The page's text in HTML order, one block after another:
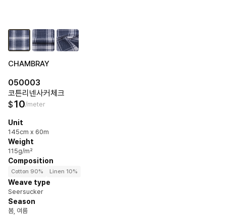
CHAMBRAY
050003
코튼리넨사커체크
$10/meter
Unit
145cm x 60m
Weight
115g/m²
Composition
Cotton 90% Linen 10%
Weave type
Seersucker
Season
봄, 여름